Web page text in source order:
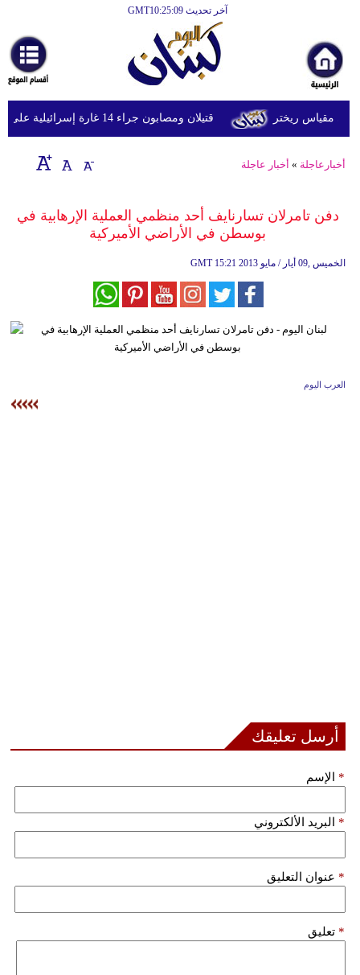
آخر تحديث GMT10:25:09
أخبارعاجلة
رياضة
ثقافة
إقتصاد
وموسيقى
ديكور
قتيلان ومصابون جراء 14 غارة إسرائيلية على شرق وجنوب لبنان
أخبارعاجلة » أخبار عاجلة
دفن تامرلان تسارنايف أحد منظمي العملية الإرهابية في
بوسطن في الأراضي الأميركية
GMT 15:21 2013 الخميس ,09 أيار / مايو
العرب اليوم
أرسل تعليقك
الإسم *
البريد الألكتروني *
عنوان التعليق *
تعليق *